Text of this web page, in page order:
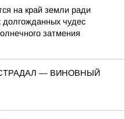
на край земли ради
долгожданных чудес
затмения
— ВИНОВНЫЙ